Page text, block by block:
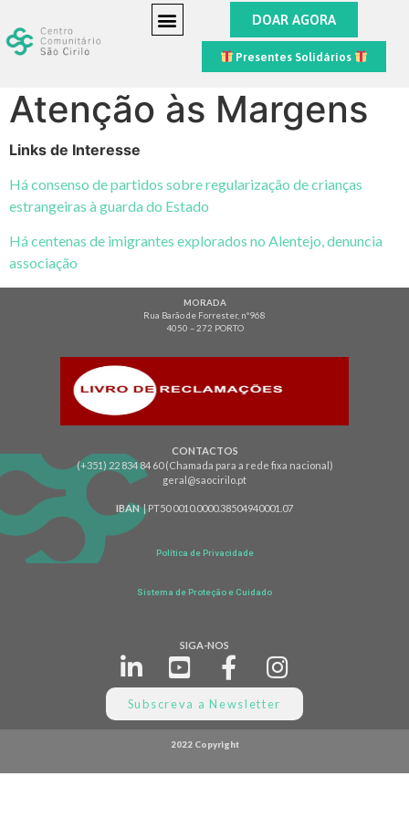
DOAR AGORA
Presentes Solidários
Atenção às Margens
Links de Interesse
Há consenso de partidos sobre regularização de crianças
estrangeiras à guarda do Estado
Há centenas de imigrantes explorados no Alentejo, denuncia
associação
MORADA
Rua Barão de Forrester, nº968
4050 – 272 PORTO
CONTACTOS
(+351) 22 834 84 60 (Chamada para a rede fixa nacional)
geral@saocirilo.pt
IBAN| PT50 0010.0000.38504940001.07
Política de Privacidade
Sistema de Proteção e Cuidado
SIGA-NOS
Subscreva a Newsletter
2022 Copyright